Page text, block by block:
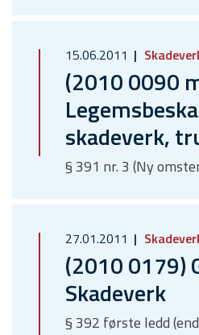
15.06.2011
(2010 0090
skadeverk,
§ 391 nr. 3 (Ny
27.01.2011
(2010 0179)
Skadeverk
§ 392 første ledd